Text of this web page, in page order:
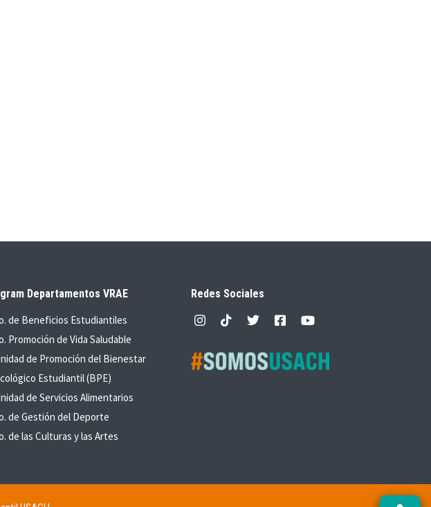
Departamentos VRAE
de Beneficios Estudiantiles
Promoción de Vida Saludable
de Promoción del Bienestar
Estudiantil (BPE)
de Servicios Alimentarios
de Gestión del Deporte
de las Culturas y las Artes
Redes Sociales